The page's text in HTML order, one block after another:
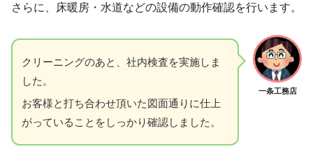
さらに、床暖房・水道などの設備の動作確認を行います。
一条工務店
クリーニングのあと、社内検査を実施しま
した。
お客様と打ち合わせ頂いた図面通りに仕上
がっていることをしっかり確認しました。